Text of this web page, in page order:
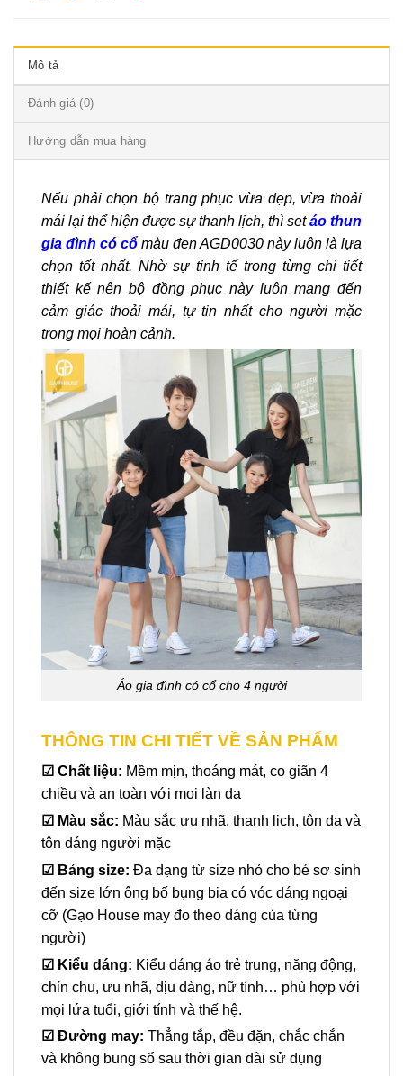
Mô tả
Đánh giá (0)
Hướng dẫn mua hàng
Nếu phải chọn bộ trang phục vừa đẹp, vừa thoải
mái lại thể hiện được sự thanh lịch, thì setáo thun
gia đình có cổ màu đen AGD0030 này luôn là lựa
chọn tốt nhất. Nhờ sự tinh tế trong từng chi tiết
thiết kế nên bộ đồng phục này luôn mang đến
cảm giác thoải mái, tự tin nhất cho người mặc
trong mọi hoàn cảnh.
Áo gia đình có cổ cho 4 người
THÔNG TIN CHI TIẾT VỀ SẢN PHẨM
☑ Chất liệu: Mềm mịn, thoáng mát, co giãn 4
chiều và an toàn với mọi làn da
☑ Màu sắc: Màu sắc ưu nhã, thanh lịch, tôn da và
tôn dáng người mặc
☑ Bảng size: Đa dạng từ size nhỏ cho bé sơ sinh
đến size lớn ông bố bụng bia có vóc dáng ngoại
cỡ (Gạo House may đo theo dáng của từng
người)
☑ Kiểu dáng: Kiểu dáng áo trẻ trung, năng động,
chỉn chu, ưu nhã, dịu dàng, nữ tính… phù hợp với
mọi lứa tuổi, giới tính và thế hệ.
☑ Đường may: Thẳng tắp, đều đặn, chắc chắn
và không bung sổ sau thời gian dài sử dụng